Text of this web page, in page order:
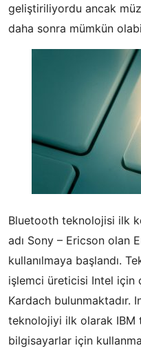
geliştiriliyordu ancak
daha sonra mümkün
Bluetooth teknolojisi ilk
adı Sony – Ericson olan
kullanılmaya başlandı.
işlemci üreticisi Intel için
Kardach bulunmaktadır.
teknolojiyi ilk olarak IBM
bilgisayarlar için